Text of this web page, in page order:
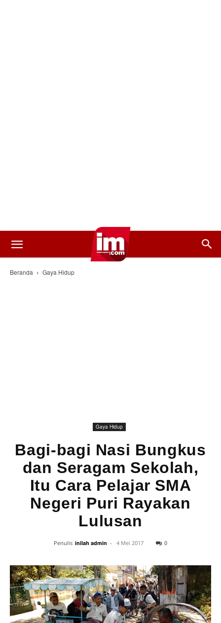
Beranda Gaya Hidup
Gaya Hidup
Bagi-bagi Nasi Bungkus
dan Seragam Sekolah,
Itu Cara Pelajar SMA
Negeri Puri Rayakan
Lulusan
Penulis inilah admin - 4 Mei 2017 0